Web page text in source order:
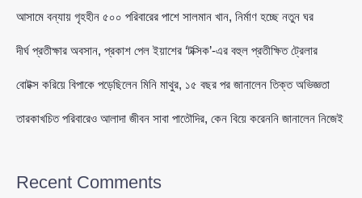
আসামে বন্যায় গৃহহীন ৫০০ পরিবারের পাশে সালমান খান, নির্মাণ হচ্ছে নতুন ঘর
দীর্ঘ প্রতীক্ষার অবসান, প্রকাশ পেল ইয়াশের ‘টক্সিক’-এর বহুল প্রতীক্ষিত ট্রেলার
বোটক্স করিয়ে বিপাকে পড়েছিলেন মিনি মাথুর, ১৫ বছর পর জানালেন তিক্ত অভিজ্ঞতা
তারকাখচিত পরিবারেও আলাদা জীবন সাবা পাতৌদির, কেন বিয়ে করেননি জানালেন নিজেই
Recent Comments